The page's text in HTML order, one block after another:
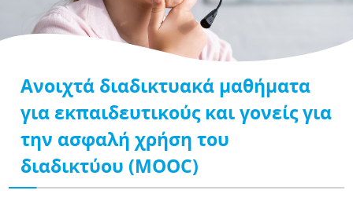
Ανοιχτά διαδικτυακά μαθήματα
για εκπαιδευτικούς και γονείς για
την ασφαλή χρήση του
διαδικτύου (MOOC)